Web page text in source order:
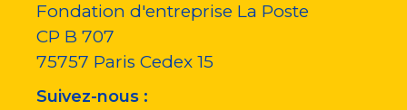
Fondation d'entreprise La Poste
CP B 707
75757 Paris Cedex 15
Suivez-nous :